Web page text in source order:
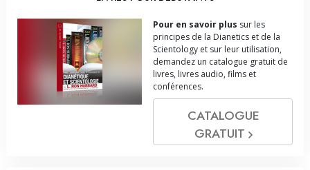
Pour en savoir plus sur les
principes de la Dianetics et de la
Scientology et sur leur utilisation,
demandez un catalogue gratuit de
livres, livres audio, films et
conférences.
CATALOGUE
GRATUIT